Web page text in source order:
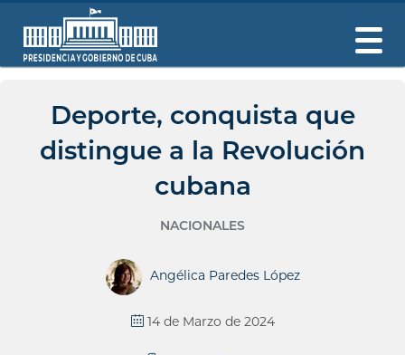
Deporte, conquista que
distingue a la Revolución
cubana
NACIONALES
Angélica Paredes López
14 de Marzo de 2024